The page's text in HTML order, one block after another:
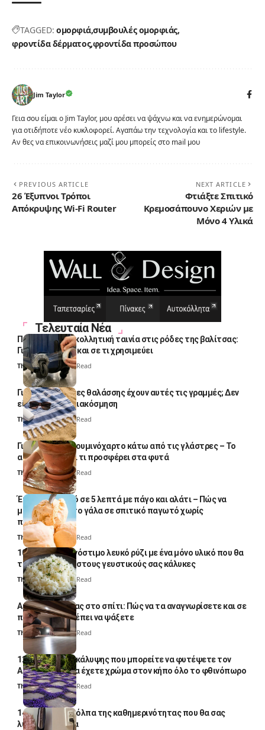
TAGGED: ομορφιάσυμβουλές ομορφιάς
φροντίδα δέρματος φροντίδα προσώπου
Jim Taylor
Γεια σου είμαι ο Jim Taylor, μου αρέσει να ψάχνω και να ενημερώνομαι
για οτιδήποτε νέο κυκλοφορεί. Αγαπάω την τεχνολογία και το lifestyle.
Αν θες να επικοινωνήσεις μαζί μου μπορείς στο mail μου
PREVIOUS ARTICLE
26 Έξυπνοι Τρόποι
Απόκρυψης Wi-Fi Router
NEXT ARTICLE
Φτιάξτε Σπιτικό
Κρεμοσάπουνο Χεριών με
Μόνο 4 Υλικά
Τελευταία Νέα
Πολλοί βάζουν κολλητική ταινία στις ρόδες της βαλίτσας:
Γιατί το κάνουν και σε τι χρησιμεύει
Thali Ombre4 Min Read
Γιατί οι πετσέτες θαλάσσης έχουν αυτές τις γραμμές; Δεν
είναι μόνο για διακόσμηση
Thali Ombre5 Min Read
Γιατί βάζουν αλουμινόχαρτο κάτω από τις γλάστρες – Το
απλό κόλπο και τι προσφέρει στα φυτά
Thali Ombre4 Min Read
Έτοιμο παγωτό σε 5 λεπτά με πάγο και αλάτι – Πώς να
μετατρέψετε το γάλα σε σπιτικό παγωτό χωρίς
παγωτομηχανή
Thali Ombre 4 Min Read
10 φορές ποιο νόστιμο λευκό ρύζι με ένα μόνο υλικό που θα
το απογειώσει στους γευστικούς σας κάλυκες
Thali Ombre4 Min Read
Αυγά κατσαρίδας στο σπίτι: Πώς να τα αναγνωρίσετε και σε
ποια σημεία πρέπει να ψάξετε
Thali Ombre4 Min Read
12 φυτά εδαφοκάλυψης που μπορείτε να φυτέψετε τον
Αύγουστο για να έχετε χρώμα στον κήπο όλο το φθινόπωρο
Thali Ombre7 Min Read
14 πανέξυπνα κόλπα της καθημερινότητας που θα σας
λύσουν τα χέρια